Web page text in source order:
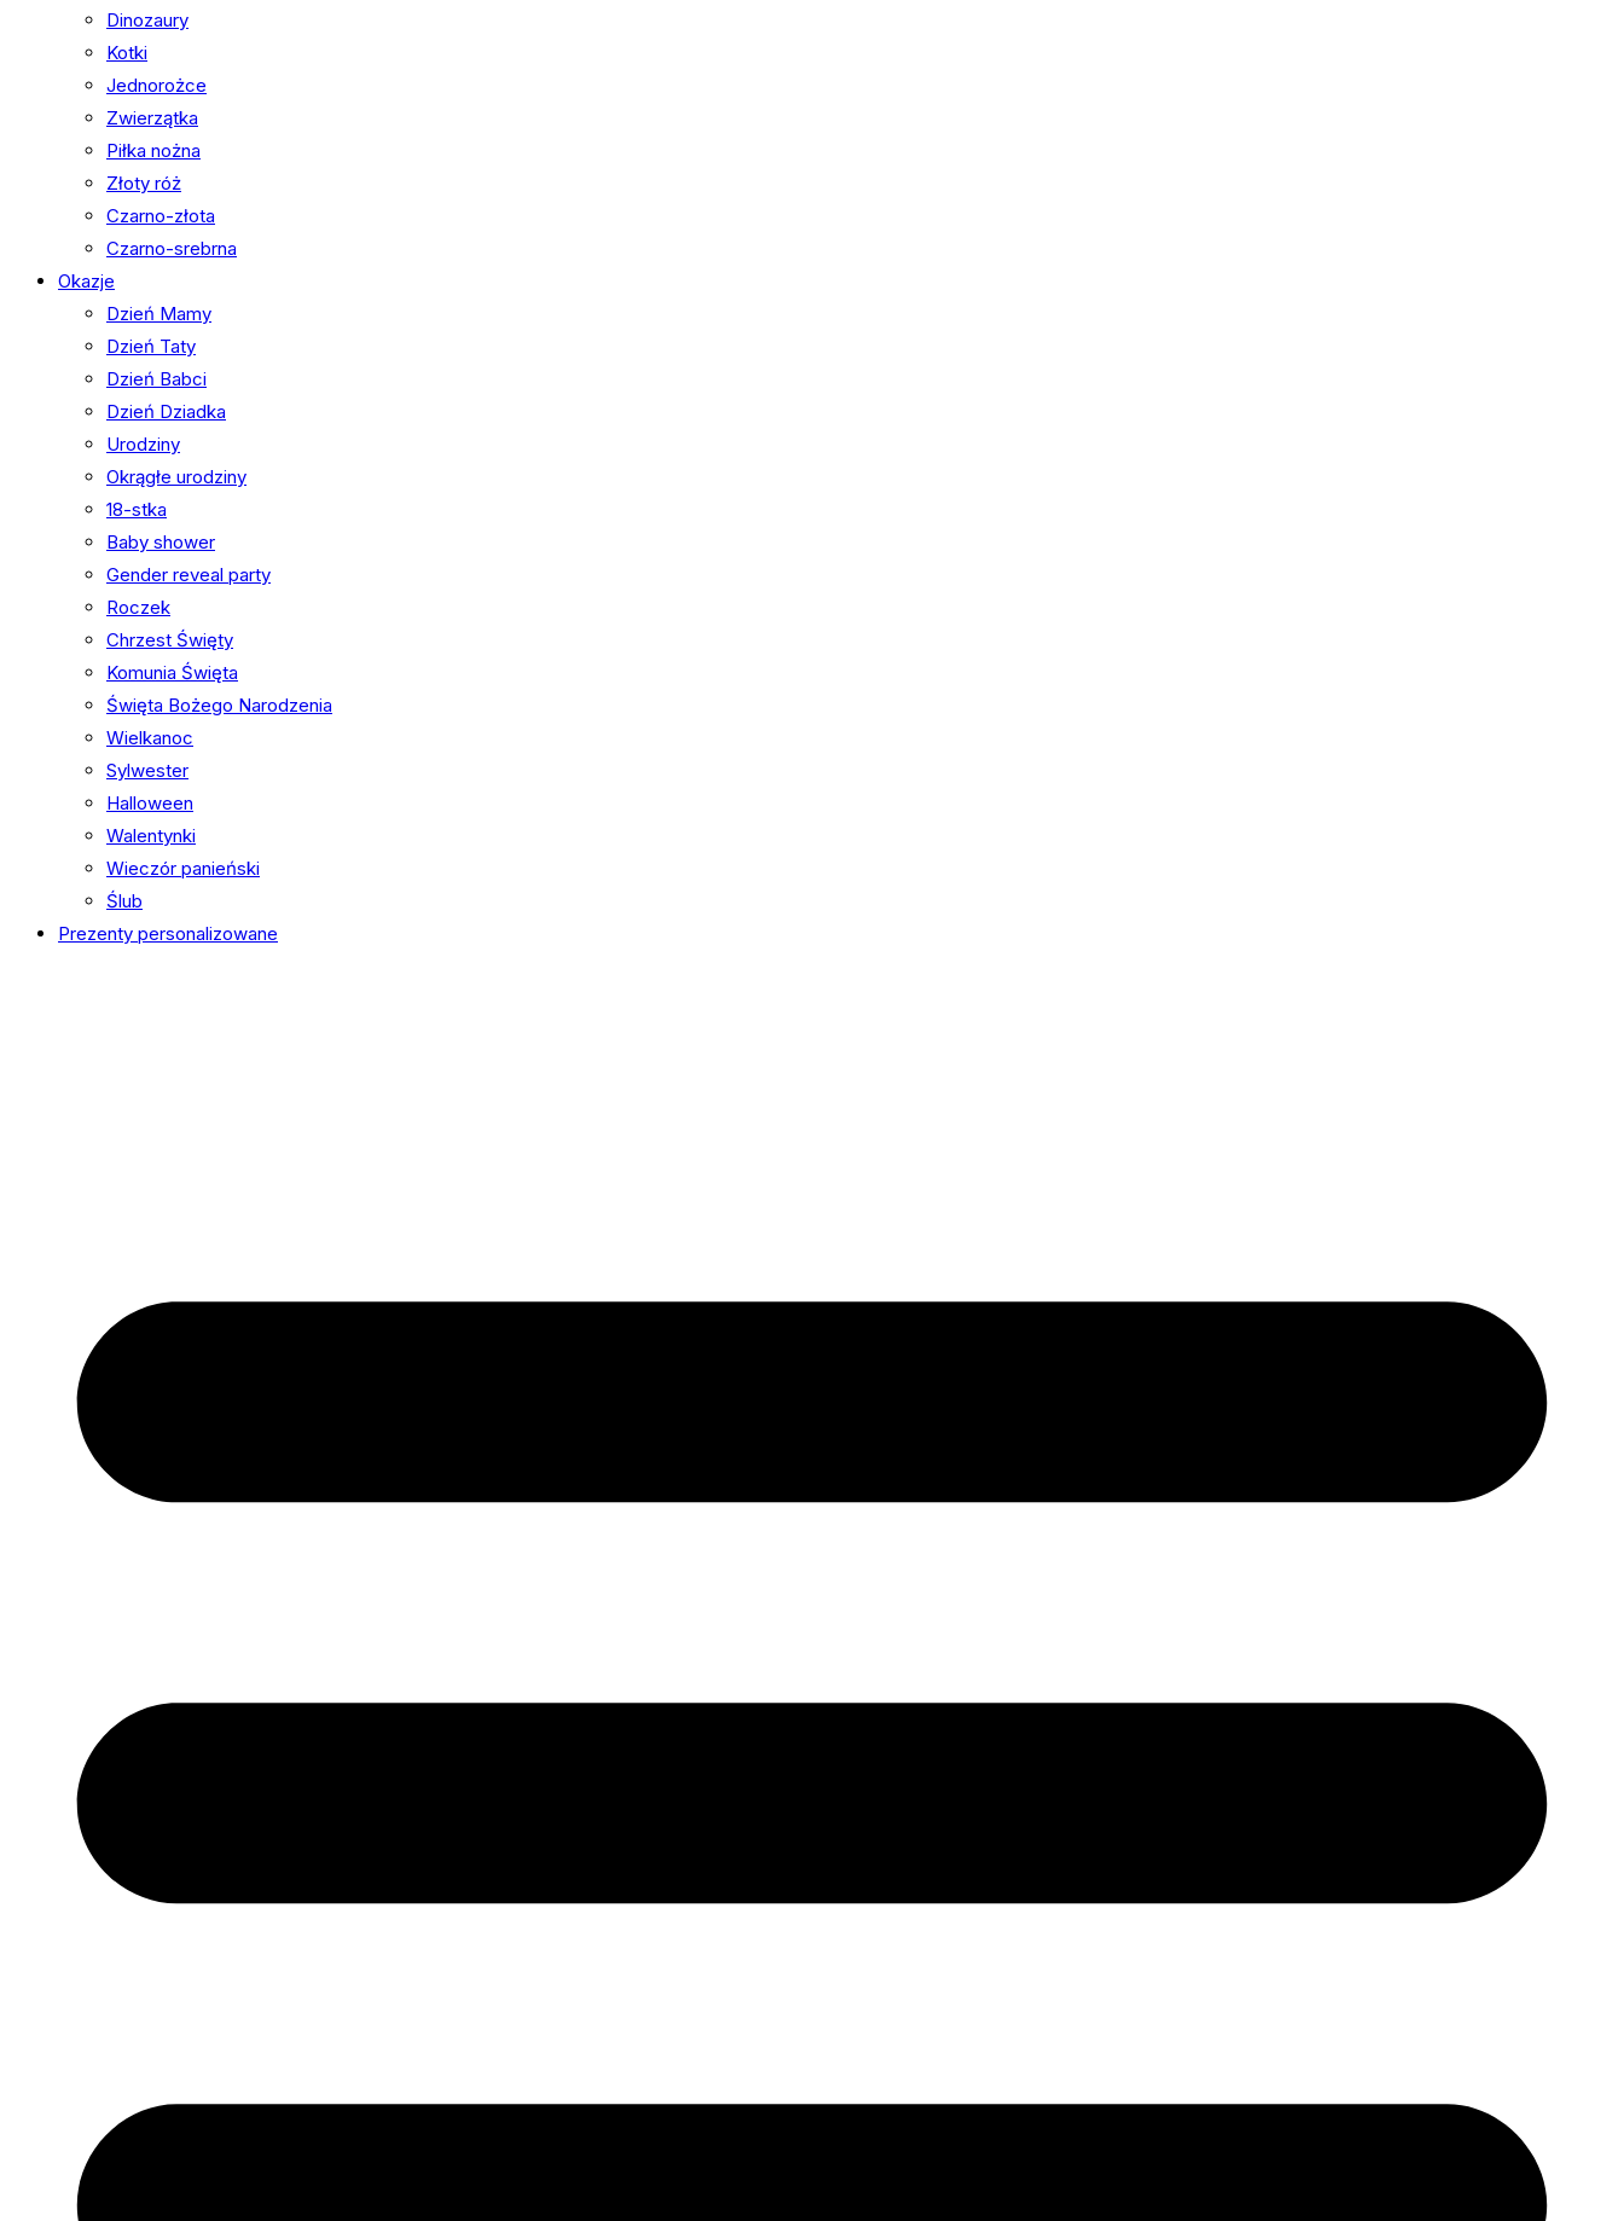
Dinozaury
Kotki
Jednorożce
Zwierzątka
Piłka nożna
Złoty róż
Czarno-złota
Czarno-srebrna
Okazje
Dzień Mamy
Dzień Taty
Dzień Babci
Dzień Dziadka
Urodziny
Okrągłe urodziny
18-stka
Baby shower
Gender reveal party
Roczek
Chrzest Święty
Komunia Święta
Święta Bożego Narodzenia
Wielkanoc
Sylwester
Halloween
Walentynki
Wieczór panieński
Ślub
Prezenty personalizowane